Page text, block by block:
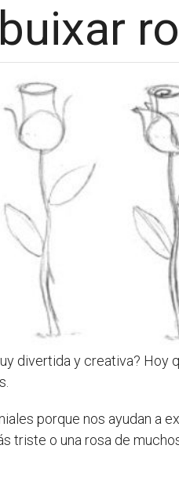
divertida y creativa? Hoy
porque nos ayudan a
triste o una rosa de